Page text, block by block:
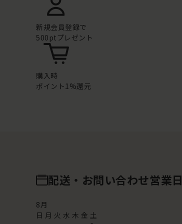
新規会員登録で
500ptプレゼント
購入時
ポイント1%還元
配送・お問い合わせ営業日
8月
日 月 火 水 木 金 土